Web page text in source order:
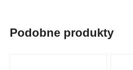
Podobne produkty